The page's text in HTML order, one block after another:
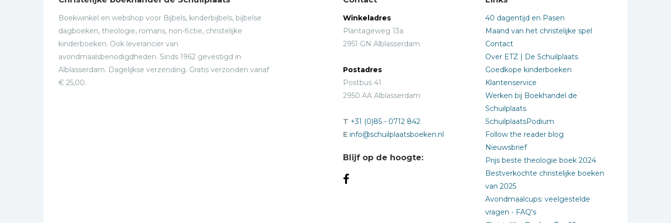
Boekwinkel en webshop voor Bijbels, kinderbijbels, bijbelse
dagboeken, theologie, romans, non-fictie, christelijke
kinderboeken. Ook leverancier van
avondmaalsbenodigdheden. Sinds 1962 gevestigd in
Alblasserdam. Dagelijkse verzending. Gratis verzonden vanaf
€ 25,00.
Winkeladres
Plantageweg 13a
2951 GN Alblasserdam
Postadres
Postbus 41
2950 AA Alblasserdam
T +31 (0)85 - 0712 842
E info@schuilplaatsboeken.nl
Blijf op de hoogte:
40 dagentijd en Pasen
Maand van het christelijke spel
Contact
Over ETZ | De Schuilplaats
Goedkope kinderboeken
Klantenservice
Werken bij Boekhandel de
Schuilplaats
SchuilplaatsPodium
Follow the reader blog
Nieuwsbrief
Prijs beste theologie boek 2024
Bestverkochte christelijke boeken
van 2025
Avondmaalcups: veelgestelde
vragen - FAQ's